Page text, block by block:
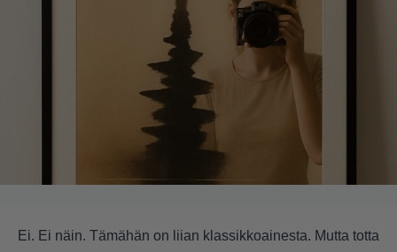
Ei. Ei näin. Tämähän on liian klassikkoainesta. Mutta totta